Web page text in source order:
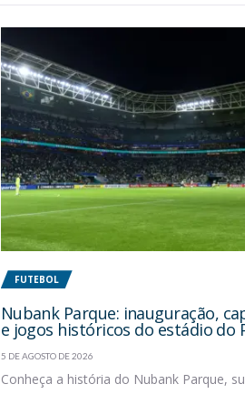
FUTEBOL
Nubank Parque: inauguração,
e jogos históricos do estádio do
5 DE AGOSTO DE 2026
Conheça a história do Nubank Parque,